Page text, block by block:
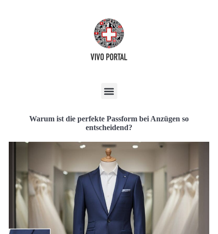
Warum ist die perfekte Passform bei Anzügen so
entscheidend?